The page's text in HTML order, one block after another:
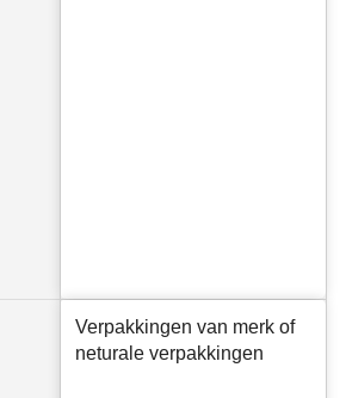
Verpakkingen van merk of
neturale verpakkingen